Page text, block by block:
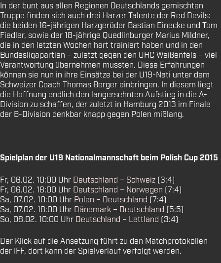
In der bunt aus allen Regionen Deutschlands gemischten
Truppe finden sich auch drei Harzer Talente der Red Devils:
die beiden 16-jährigen Harzgeröder Bastian Einecke und Tom
Fiedler, sowie der 18-jährige Quedlinburger Marius Mildner,
die in den letzten Wochen hart trainiert haben und in den
Bundesligapartien – zuletzt gegen den UHC Weißenfels – viel
Verantwortung übernehmen mussten. Diese Erfahrungen
können sie nun in ihre Einsätze bei der U19-Nati unter dem
Schweizer Coach Thomas Berger einbringen. In diesem liegt
die Hoffnung endlich den langersehnten Aufstieg in die A-
Division zu schaffen, der zuletzt in Hamburg 2013 im Finale
der B-Division denkbar knapp gegen Polen mißlang.
Spielplan der U19 Nationalmannschaft beim Polish Cup 2015
Fr, 06.02. 10:00 Uhr Deutschland – Schweiz (3:4)
Fr, 06.02. 18:00 Uhr Deutschland – Norwegen (7:4)
Sa, 07.02. 10:00 Uhr Polen – Deutschland (7:4)
Sa, 07.02. 18:00 Uhr Dänemark – Deutschland (5:5)
So, 08.02. 10:00 Uhr Deutschland – Lettland (3:4)
Der Klick auf die Ansetzung führt zu den Matchprotokollen
der IFF, dort kann der Spielverlauf verfolgt werden.